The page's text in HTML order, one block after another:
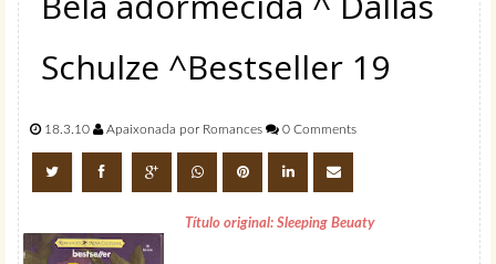
Schulze ^Bestseller 19
18.3.10 Apaixonada por Romances 0 Comments
Título original: Sleeping Beuaty